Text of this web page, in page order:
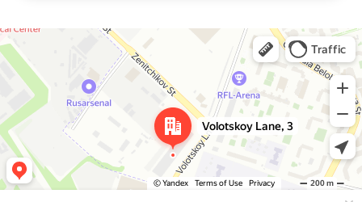
Москва
Яндекс Карты — транспорт, навигация, поиск мест